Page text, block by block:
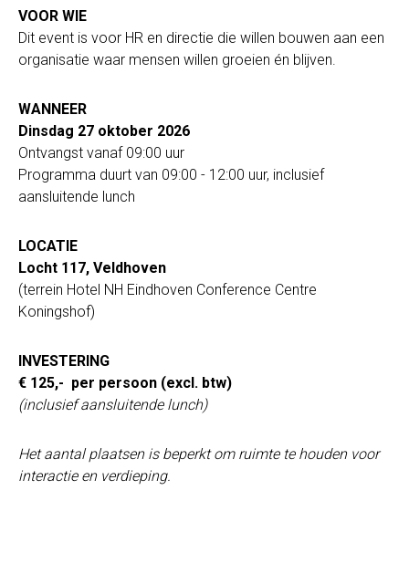
VOOR WIE
Dit event is voor HR en directie die willen bouwen aan een
organisatie waar mensen willen groeien én blijven.
WANNEER
Dinsdag 27 oktober 2026
Ontvangst vanaf 09:00 uur
Programma duurt van 09:00 - 12:00 uur, inclusief
aansluitende lunch
LOCATIE
Locht 117, Veldhoven
(terrein Hotel NH Eindhoven Conference Centre
Koningshof)
INVESTERING
€ 125,- per persoon (excl. btw)
(inclusief aansluitende lunch)
Het aantal plaatsen is beperkt om ruimte te houden voor
interactie en verdieping.